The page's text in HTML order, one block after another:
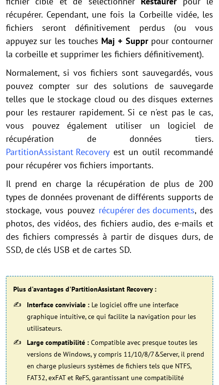
récupérer. Cependant, une fois la Corbeille vidée, les
fichiers seront définitivement perdus (ou vous
appuyez sur les touches Maj + Supprpour contourner
la corbeille et supprimer les fichiers définitivement).
Normalement, si vos fichiers sont sauvegardés, vous
pouvez compter sur des solutions de sauvegarde
telles que le stockage cloud ou des disques externes
pour les restaurer rapidement. Si ce n'est pas le cas,
vous pouvez également utiliser un logiciel de
récupération de données tiers.
PartitionAssistant Recovery est un outil recommandé
pour récupérer vos fichiers importants.
Il prend en charge la récupération de plus de 200
types de données provenant de différents supports de
stockage, vous pouvez récupérer des documents, des
photos, des vidéos, des fichiers audio, des e-mails et
des fichiers compressés à partir de disques durs, de
SSD, de clés USB et de cartes SD.
Plus d'avantages d'PartitionAssistant Recovery :
Interface conviviale : Le logiciel offre une interface
graphique intuitive, ce qui facilite la navigation pour les
utilisateurs.
Large compatibilité : Compatible avec presque toutes les
versions de Windows, y compris 11/10/8/7&Server, il prend
en charge plusieurs systèmes de fichiers tels que NTFS,
FAT32, exFAT et ReFS, garantissant une compatibilité